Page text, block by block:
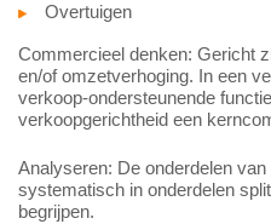
Overtuigen
Commercieel denken: Gericht
en/of omzetverhoging. In een
verkoop-ondersteunende
verkoopgerichtheid een
Analyseren: De onderdelen
systematisch in onderdelen
begrijpen.